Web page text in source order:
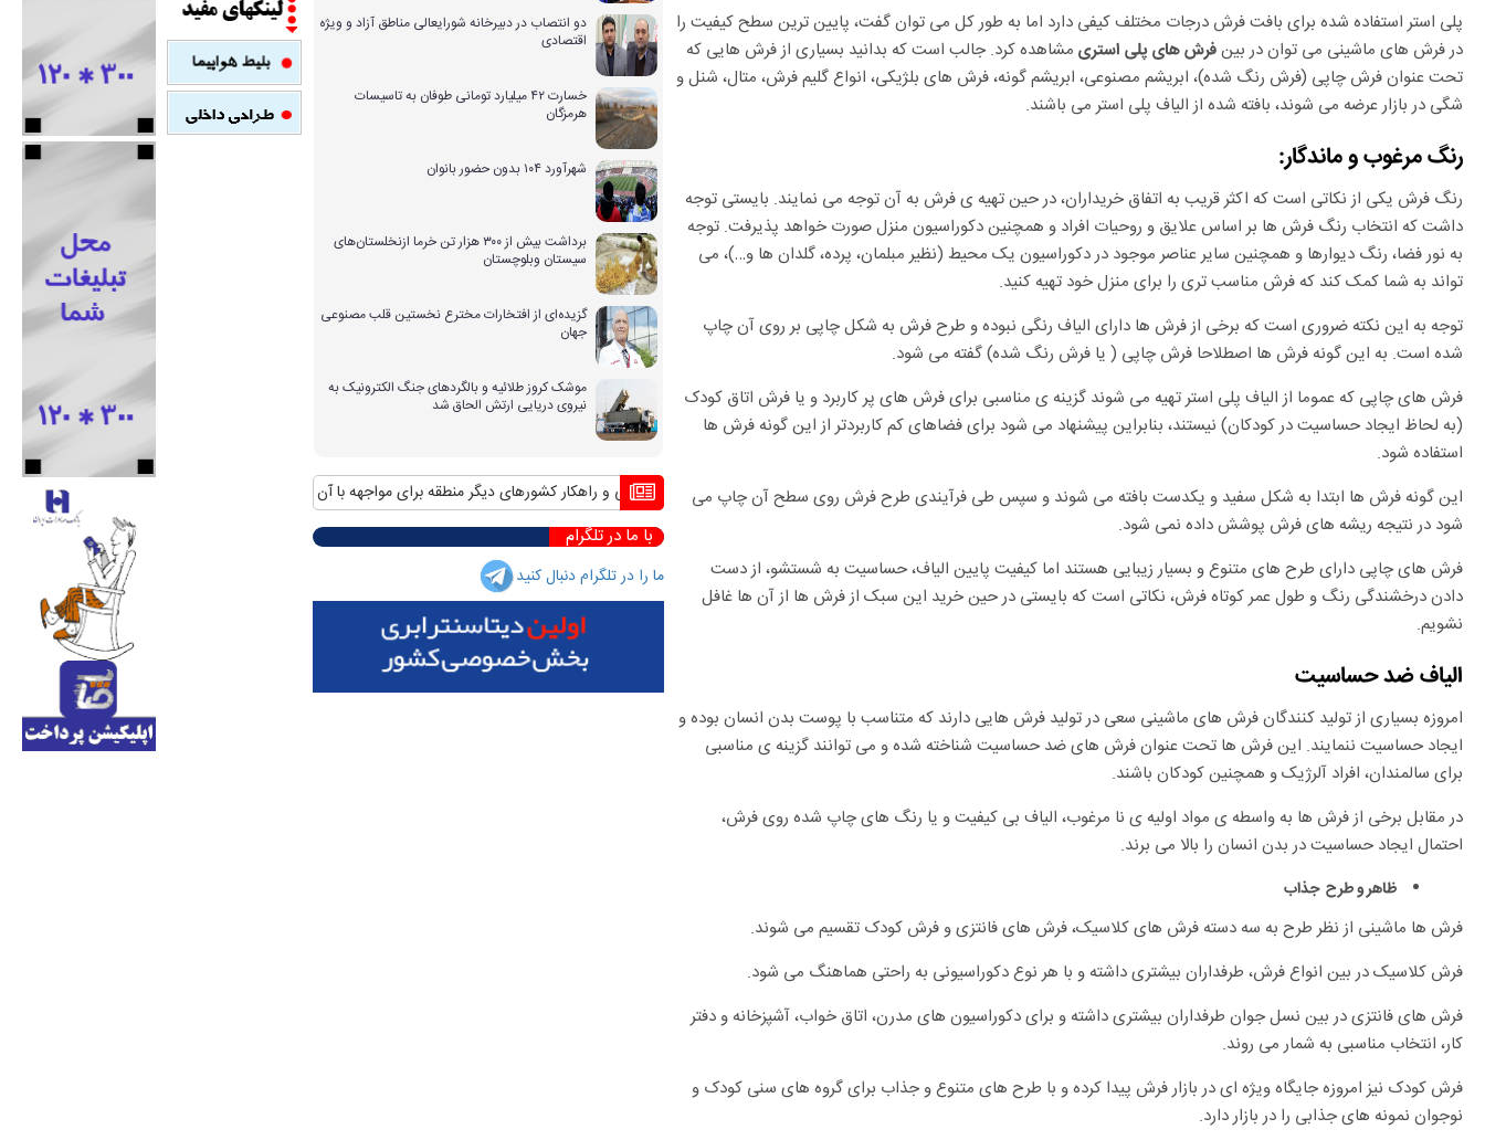
پلی استر استفاده شده برای بافت فرش درجات مختلف کیفی دارد اما به طور کل می توان گفت، پایین ترین سطح کیفیت را
در فرش های ماشینی می توان در بینفرش های پلی استری مشاهده کرد. جالب است که بدانید بسیاری از فرش هایی که
تحت عنوان فرش چاپی (فرش رنگ شده)، ابریشم مصنوعی، ابریشم گونه، فرش های بلژیکی، انواع گلیم فرش، متال، شنل و
شگی در بازار عرضه می شوند، بافته شده از الیاف پلی استر می باشند.
رنگ مرغوب و ماندگار:
رنگ فرش یکی از نکاتی است که اکثر قریب به اتفاق خریداران، در حین تهیه ی فرش به آن توجه می نمایند. بایستی توجه
داشت که انتخاب رنگ فرش ها بر اساس علایق و روحیات افراد و همچنین دکوراسیون منزل صورت خواهد پذیرفت. توجه
به نور فضا، رنگ دیوارها و همچنین سایر عناصر موجود در دکوراسیون یک محیط (نظیر مبلمان، پرده، گلدان ها و…)، می
تواند به شما کمک کند که فرش مناسب تری را برای منزل خود تهیه کنید.
توجه به این نکته ضروری است که برخی از فرش ها دارای الیاف رنگی نبوده و طرح فرش به شکل چاپی بر روی آن چاپ
شده است. به این گونه فرش ها اصطلاحا فرش چاپی ( یا فرش رنگ شده) گفته می شود.
فرش های چاپی که عموما از الیاف پلی استر تهیه می شوند گزینه ی مناسبی برای فرش های پر کاربرد و یا فرش اتاق کودک
(به لحاظ ایجاد حساسیت در کودکان) نیستند، بنابراین پیشنهاد می شود برای فضاهای کم کاربردتر از این گونه فرش ها
استفاده شود.
این گونه فرش ها ابتدا به شکل سفید و یکدست بافته می شوند و سپس طی فرآیندی طرح فرش روی سطح آن چاپ می
شود در نتیجه ریشه های فرش پوشش داده نمی شود.
فرش های چاپی دارای طرح های متنوع و بسیار زیبایی هستند اما کیفیت پایین الیاف، حساسیت به شستشو، از دست
دادن درخشندگی رنگ و طول عمر کوتاه فرش، نکاتی است که بایستی در حین خرید این سبک از فرش ها از آن ها غافل
نشویم.
الیاف ضد حساسیت
امروزه بسیاری از تولید کنندگان فرش های ماشینی سعی در تولید فرش هایی دارند که متناسب با پوست بدن انسان بوده و
ایجاد حساسیت ننمایند. این فرش ها تحت عنوان فرش های ضد حساسیت شناخته شده و می توانند گزینه ی مناسبی
برای سالمندان، افراد آلرژیک و همچنین کودکان باشند.
در مقابل برخی از فرش ها به واسطه ی مواد اولیه ی نا مرغوب، الیاف بی کیفیت و یا رنگ های چاپ شده روی فرش،
احتمال ایجاد حساسیت در بدن انسان را بالا می برند.
ظاهر و طرح جذاب
فرش ها ماشینی از نظر طرح به سه دسته فرش های کلاسیک، فرش های فانتزی و فرش کودک تقسیم می شوند.
فرش کلاسیک در بین انواع فرش، طرفداران بیشتری داشته و با هر نوع دکوراسیونی به راحتی هماهنگ می شود.
فرش های فانتزی در بین نسل جوان طرفداران بیشتری داشته و برای دکوراسیون های مدرن، اتاق خواب، آشپزخانه و دفتر
کار، انتخاب مناسبی به شمار می روند.
فرش کودک نیز امروزه جایگاه ویژه ای در بازار فرش پیدا کرده و با طرح های متنوع و جذاب برای گروه های سنی کودک و
نوجوان نمونه های جذابی را در بازار دارد.
دو انتصاب در دبیرخانه شورایعالی مناطق آزاد و ویژه
اقتصادی
خسارت ۴۲ میلیارد تومانی طوفان به تاسیسات
هرمزگان
شهرآورد ۱۰۴ بدون حضور بانوان
برداشت بیش از ۳۰۰ هزار تن خرما ازنخلستان‌های
سیستان وبلوچستان
گزیده‌ای از افتخارات مخترع نخستین قلب مصنوعی
جهان
موشک کروز طلائیه و بالگردهای جنگ الکترونیک به
نیروی دریایی ارتش الحاق شد
بحران بی آبی و راهکار کشورهای دیگر منطقه برای مواجهه با آن منافع پایدار ایران در شانگهای چیست؟ استقبال رسمی
با ما در تلگرام
ما را در تلگرام دنبال کنید